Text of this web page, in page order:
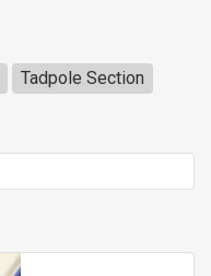
Tadpole Section